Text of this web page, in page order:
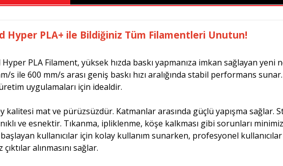
Hyper PLA+ ile Bildiğiniz Tüm Filamentleri Unutun!
Hyper PLA Filament, yüksek hızda baskı yapmanıza imkan sağlayan
s ile 600 mm/s arası geniş baskı hızı aralığında stabil performans
uygulamaları için idealdir.
kalitesi mat ve pürüzsüzdür. Katmanlar arasında güçlü yapışma sağlar.
ve esnektir. Tıkanma, ipliklenme, köşe kalkması gibi sorunları
kullanıcılar için kolay kullanım sunarken, profesyonel
çıktılar alınmasını sağlar.